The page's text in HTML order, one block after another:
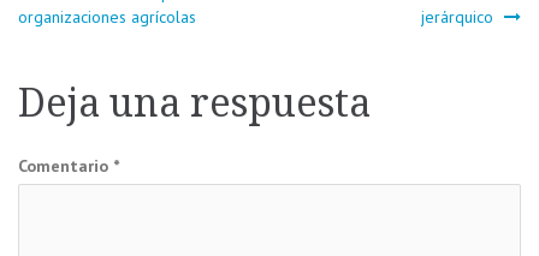
entradas
organizaciones agrícolas
jerárquico
Deja una respuesta
Comentario *